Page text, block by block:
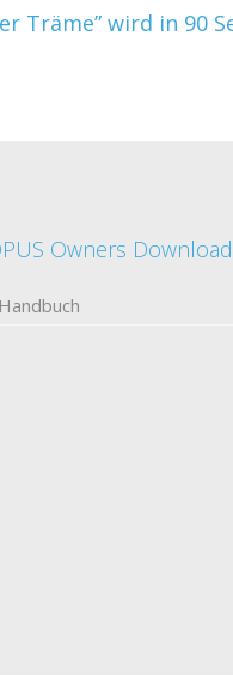
Träme” wird in 90
Owners
Handbuch